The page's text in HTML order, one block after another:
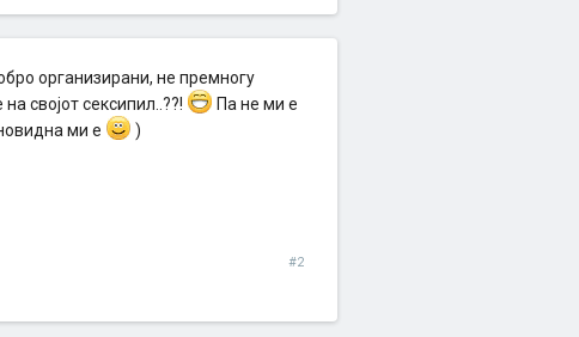
организирани, не премногу
својот сексипил..??!
Па не ми е
ми е )
#2